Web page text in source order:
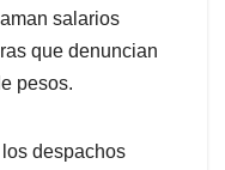
salarios
que denuncian
pesos.
despachos